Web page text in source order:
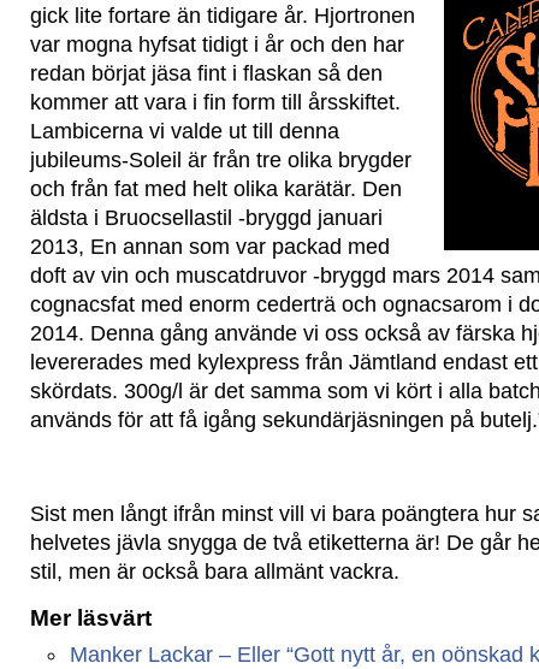
gick lite fortare än tidigare år. Hjortronen
var mogna hyfsat tidigt i år och den har
redan börjat jäsa fint i flaskan så den
kommer att vara i fin form till årsskiftet.
Lambicerna vi valde ut till denna
jubileums-Soleil är från tre olika brygder
och från fat med helt olika karätär. Den
äldsta i Bruocsellastil -bryggd januari
2013, En annan som var packad med
doft av vin och muscatdruvor -bryggd mars 2014
cognacsfat med enorm cederträ och ognacsarom i
2014. Denna gång använde vi oss också av färska
levererades med kylexpress från Jämtland endast
skördats. 300g/l är det samma som vi kört i alla
används för att få igång sekundärjäsningen på
Sist men långt ifrån minst vill vi bara poängtera hur
helvetes jävla snygga de två etiketterna är! De går
stil, men är också bara allmänt vackra.
Mer läsvärt
Manker Lackar – Eller “Gott nytt år, en oönskad